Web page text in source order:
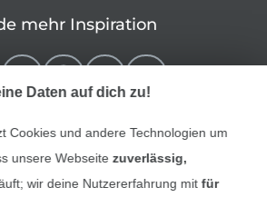
mehr Inspiration
Daten auf dich zu!
Cookies und andere Technologien um
unsere Webseite zuverlässig,
wir deine Nutzererfahrung mitfür